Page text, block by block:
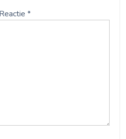
Reactie *